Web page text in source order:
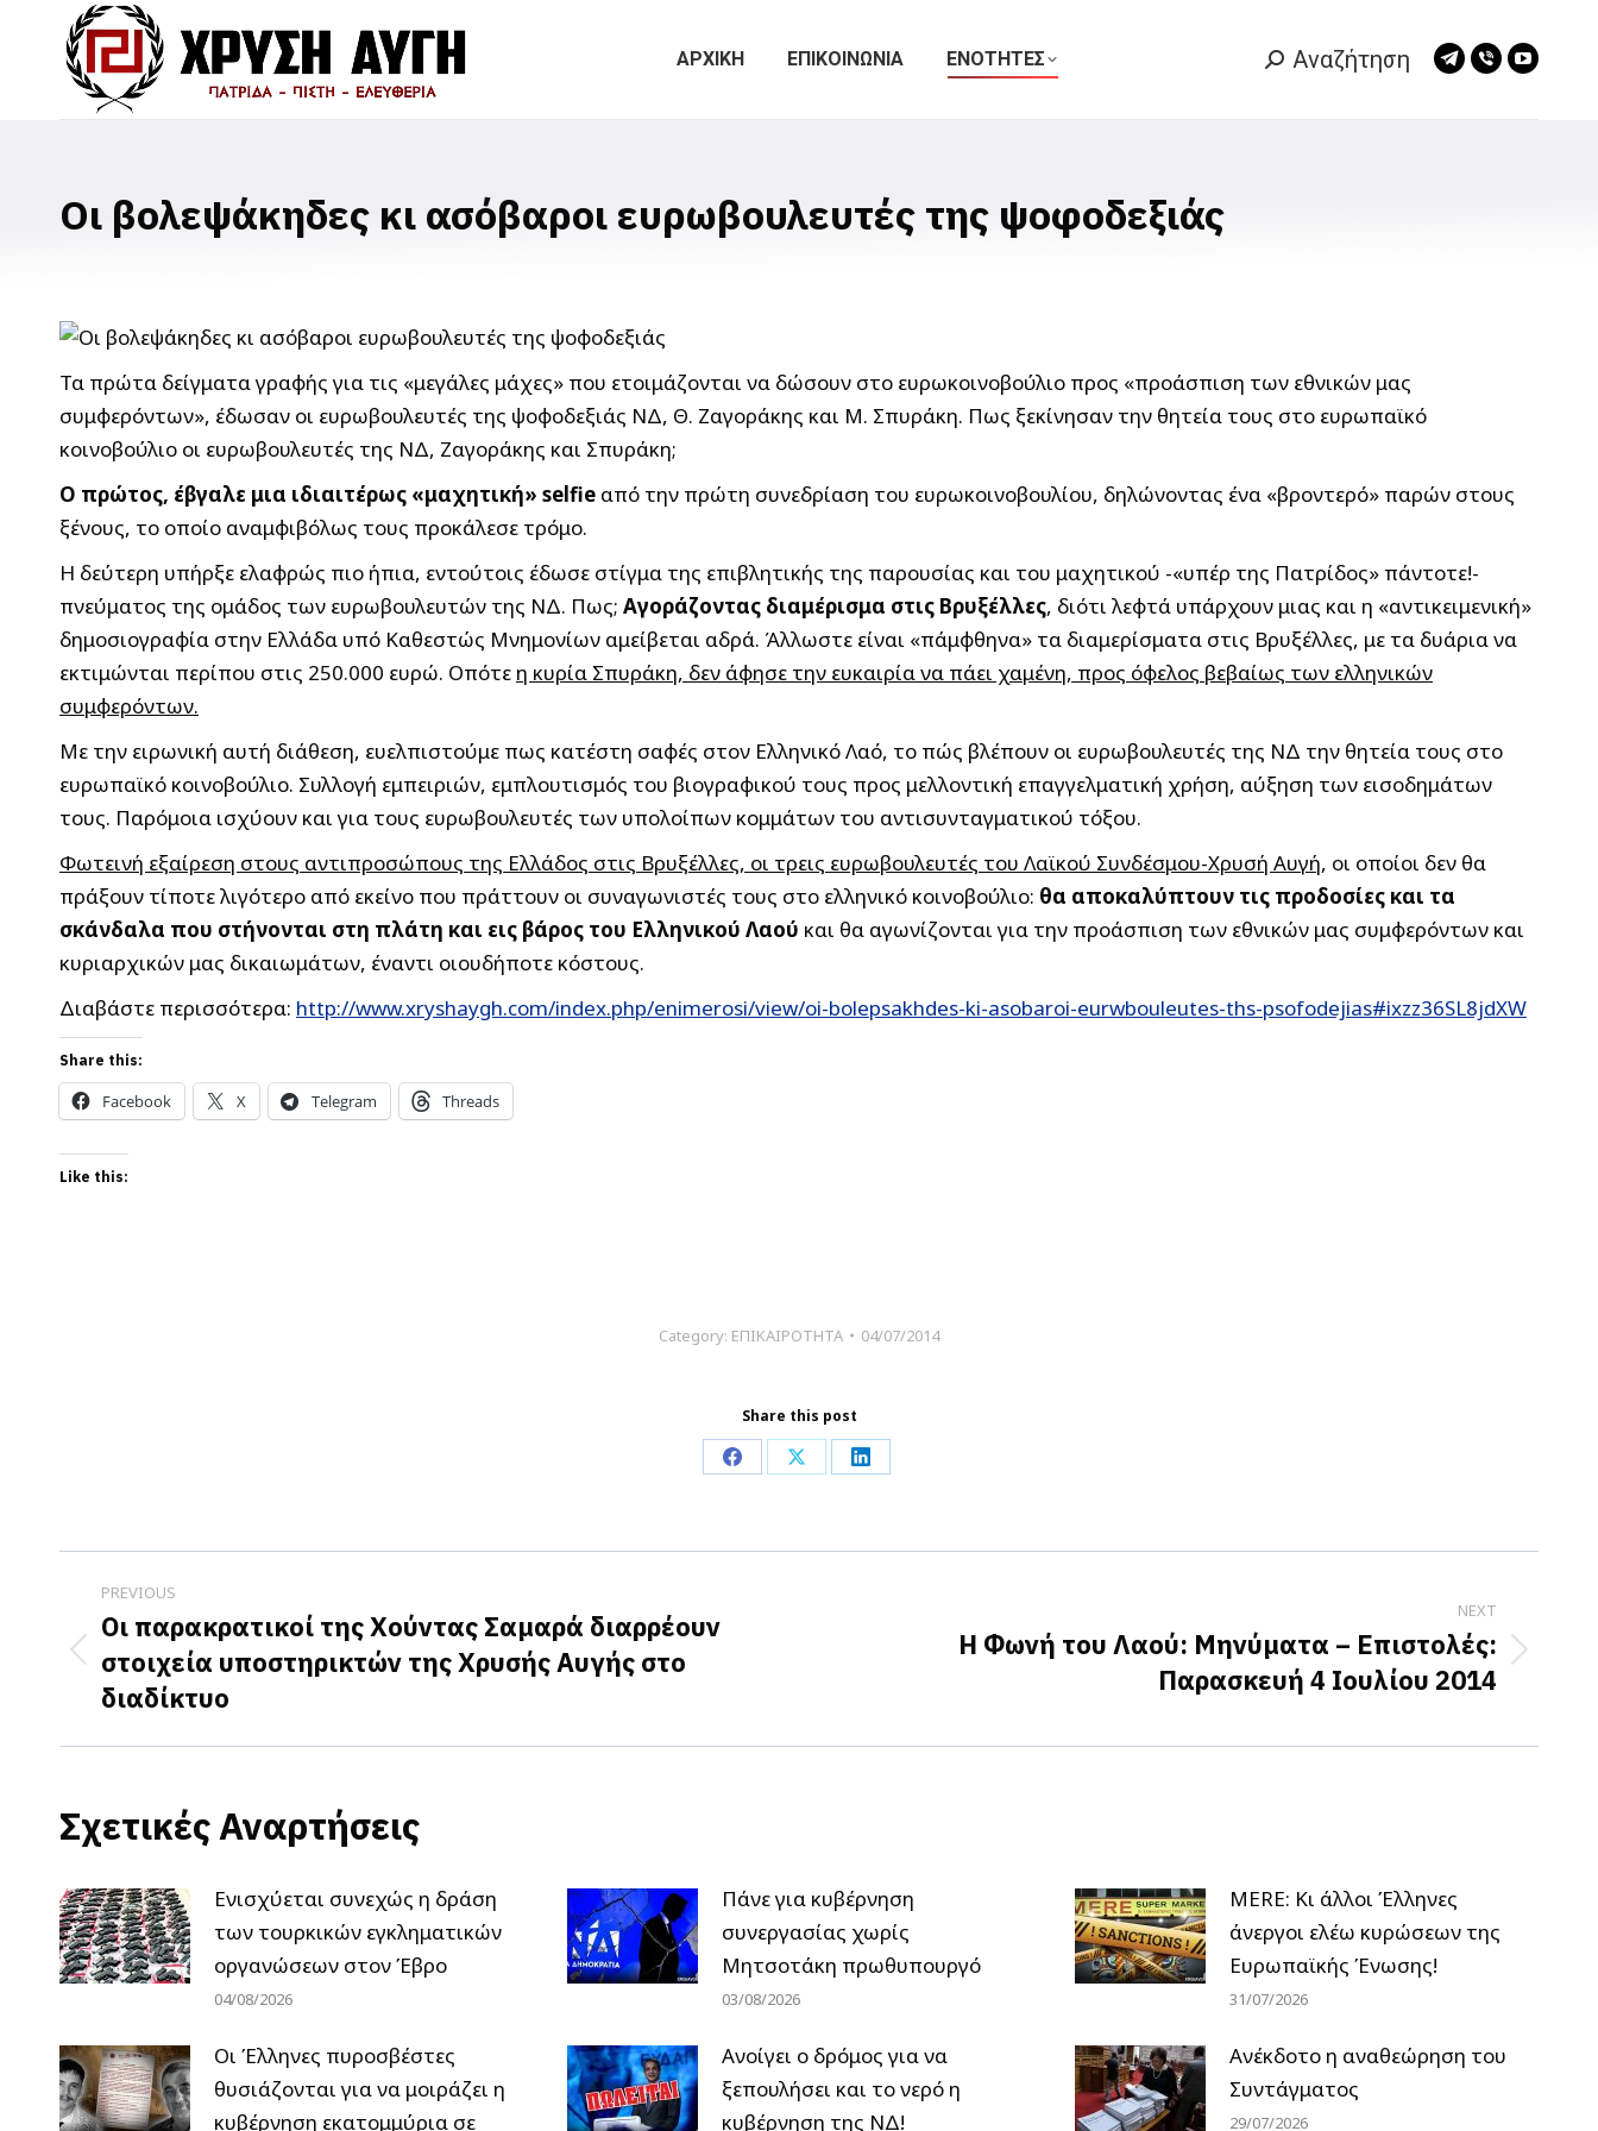
ΑΡΧΙΚΗ ΕΠΙΚΟΙΝΩΝΙΑ ΕΝΟΤΗΤΕΣ Search:
Αναζήτηση
Telegram
Viber
Οι βολεψάκηδες κι ασόβαροι ευρωβουλευτές της ψοφοδεξιάς
Τα πρώτα δείγματα γραφής για τις «μεγάλες μάχες» που ετοιμάζονται να δώσουν στο ευρωκοινοβούλιο προς «προάσπιση των εθνικών μας
συμφερόντων», έδωσαν οι ευρωβουλευτές της ψοφοδεξιάς ΝΔ, Θ. Ζαγοράκης και Μ. Σπυράκη. Πως ξεκίνησαν την θητεία τους στο ευρωπαϊκό
κοινοβούλιο οι ευρωβουλευτές της ΝΔ, Ζαγοράκης και Σπυράκη;
Ο πρώτος, έβγαλε μια ιδιαιτέρως «μαχητική» selfie από την πρώτη συνεδρίαση του ευρωκοινοβουλίου, δηλώνοντας ένα «βροντερό» παρών στους
ξένους, το οποίο αναμφιβόλως τους προκάλεσε τρόμο.
Η δεύτερη υπήρξε ελαφρώς πιο ήπια, εντούτοις έδωσε στίγμα της επιβλητικής της παρουσίας και του μαχητικού -«υπέρ της Πατρίδος» πάντοτε!-
πνεύματος της ομάδος των ευρωβουλευτών της ΝΔ. Πως; Αγοράζοντας διαμέρισμα στις Βρυξέλλες, διότι λεφτά υπάρχουν μιας και η «αντικειμενική»
δημοσιογραφία στην Ελλάδα υπό Καθεστώς Μνημονίων αμείβεται αδρά. Άλλωστε είναι «πάμφθηνα» τα διαμερίσματα στις Βρυξέλλες, με τα δυάρια να
εκτιμώνται περίπου στις 250.000 ευρώ. Οπότε η κυρία Σπυράκη, δεν άφησε την ευκαιρία να πάει χαμένη, προς όφελος βεβαίως των ελληνικών
συμφερόντων.
Με την ειρωνική αυτή διάθεση, ευελπιστούμε πως κατέστη σαφές στον Ελληνικό Λαό, το πώς βλέπουν οι ευρωβουλευτές της ΝΔ την θητεία τους στο
ευρωπαϊκό κοινοβούλιο. Συλλογή εμπειριών, εμπλουτισμός του βιογραφικού τους προς μελλοντική επαγγελματική χρήση, αύξηση των εισοδημάτων
τους. Παρόμοια ισχύουν και για τους ευρωβουλευτές των υπολοίπων κομμάτων του αντισυνταγματικού τόξου.
Φωτεινή εξαίρεση στους αντιπροσώπους της Ελλάδος στις Βρυξέλλες, οι τρεις ευρωβουλευτές του Λαϊκού Συνδέσμου-Χρυσή Αυγή, οι οποίοι δεν θα
πράξουν τίποτε λιγότερο από εκείνο που πράττουν οι συναγωνιστές τους στο ελληνικό κοινοβούλιο: θα αποκαλύπτουν τις προδοσίες και τα
σκάνδαλα που στήνονται στη πλάτη και εις βάρος του Ελληνικού Λαού και θα αγωνίζονται για την προάσπιση των εθνικών μας συμφερόντων και
κυριαρχικών μας δικαιωμάτων, έναντι οιουδήποτε κόστους.
Διαβάστε περισσότερα: http://www.xryshaygh.com/index.php/enimerosi/view/oi-bolepsakhdes-ki-asobaroi-eurwbouleutes-ths-psofodejias#ixzz36SL8jdXW
Share this:
Facebook X Telegram Threads
Like this:
Category: ΕΠΙΚΑΙΡΟΤΗΤΑ 04/07/2014
Share this post
Share
Facebook
Share
X
Share
LinkedIn
Post
navigation
PREVIOUS
Previous
post:
Οι παρακρατικοί της Χούντας Σαμαρά διαρρέουν
στοιχεία υποστηρικτών της Χρυσής Αυγής στο
διαδίκτυο
NEXT
Η Φωνή του Λαού: Μηνύματα – Επιστολές:
Παρασκευή 4 Ιουλίου 2014
Σχετικές Αναρτήσεις
Ενισχύεται συνεχώς η δράση
των τουρκικών εγκληματικών
οργανώσεων στον Έβρο
04/08/2026
Πάνε για κυβέρνηση
συνεργασίας χωρίς
Μητσοτάκη πρωθυπουργό
03/08/2026
MERE: Κι άλλοι Έλληνες
άνεργοι ελέω κυρώσεων της
Ευρωπαϊκής Ένωσης!
31/07/2026
Οι Έλληνες πυροσβέστες
θυσιάζονται για να μοιράζει η
κυβέρνηση εκατομμύρια σε
Ανοίγει ο δρόμος για να
ξεπουλήσει και το νερό η
κυβέρνηση της ΝΔ!
Ανέκδοτο η αναθεώρηση του
Συντάγματος
29/07/2026